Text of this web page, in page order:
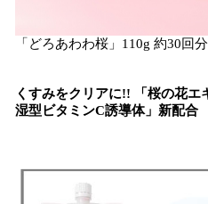
「どろあわわ桜」110g 約30回
くすみをクリアに!! 「桜の花
湿型ビタミンC誘導体」新配合